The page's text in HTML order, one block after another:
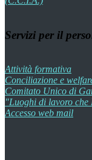
Servizi per il
Attività formativa
Conciliazione e
Comitato Unico di
"Luoghi di lavoro che
Accesso web mail